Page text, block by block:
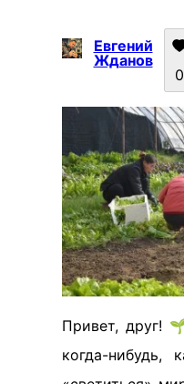
Евгений
Жданов
0
Привет, друг!
когда-нибудь,